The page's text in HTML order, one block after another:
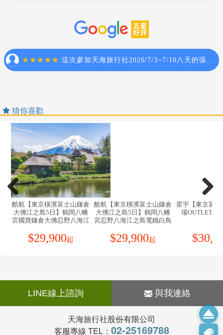
安全問題，於旅遊行程期間恕無法接受脫隊之要求；若因此而無
法滿足您的旅遊需求，建議您另行選購團體自由行或航空公司套
17.為考量旅客自身之旅遊安全並顧及同團其它團員之旅遊權益，
年滿70以上及行動不便者之貴賓，須有家人或友人同行始得接受
。若有未盡之處，悉依役男出境相關法規、主管機關函
2.雙重國籍或非中華民國國籍者
。本行程關於護照、簽證相關規定之說明，均係針對持
中華民國護照之旅客，若貴賓擁有雙重國籍、或持非中
。持非中華民國護照再次入境台灣相關資訊，請向外交
部領事事務局查明（網址：https://www.boca.gov.tw/）
1.本行程包含旅行業責任保險【意外死殘保額新臺幣250
萬、意外醫療保額新臺幣20萬 (實支實付)】及旅行社履
*旅客未滿15歲或70歲以上，依保險公司規定最高【意外
死殘保額新臺幣200萬元、意外醫療保額新臺幣20萬 (實
避免出國旅遊可能產生的風險，特別提醒及建議您，可
視需要購買旅遊平安保險及旅遊不便險。
【電話】
從日本打電話回台灣，先撥010+886+區域碼(去0)+電話
號碼
從台灣打電話去日本，先撥002+81+區域碼(去0)+電話號
碼
【電壓】
日本的家庭電源是100伏特AC，但是頻率卻有兩種。日
本的東部地區的頻率為50赫茲，日 本的西部地區的頻
率為60赫茲
【時差】
日本全國同屬一個時區，格林威治標準時間(G.M.T.)+9小
時，台灣時刻+1小時
P.S 日本不實行夏時制。
6.搭乘快艇請扶緊把手或坐穩，勿任意移動。
7.海邊戲水請勿超越安全警戒線。
8.泡溫泉大浴室時不著衣物或泳衣,請先在池外清洗乾淨
後再入池內,請注意泡溫泉每次最好以１５分鐘為佳,並攜
伴同行。
11.團體需一起活動，途中若要離隊需徵得領隊同意以免
發生意外。
12.夜間或自由活動時間若需自行外出，請告知領隊或團
友，並應特別注意安全。
13.行走雪地及陡峭之路請謹慎小心。
14.時差:日本比台灣快一小時。
15.日本飯店內皆有牙膏牙刷及拖鞋,房內亦有日式和服可
換穿。
16.日本境內自來水冷水可生飲,熱水須用熱水壺煮沸才飲
用。
17.日本的行李須請客人自行提領至房間。
18.切勿在公共場合露財，購物時也勿當眾清數鈔票。
司購物累計達日幣5000以上出示護照登記填表可減免
10% 的消費稅，但非每一百貨適用，且手續較繁瑣。
泡得健康美麗，又不失禮於日本人。泡溫泉須知如下：
●空腹、飲酒後或剛用餐完畢時不要入浴。
猜你喜歡
酷航【東京橫濱富士山鎌倉
大佛江之島5日】鶴岡八幡
宮國寶鎌倉大佛忍野八海江
$29,900起
酷航【東京橫濱富士山鎌倉
大佛江之島5日】鶴岡八幡
宮忍野八海江之島電鐵白鳥
$29,900起
星宇【東京富
場OUTLET輕
$
LINE線上諮詢 與我連絡
天海旅行社股份有限公司
客服專線 TEL： 02-25169788